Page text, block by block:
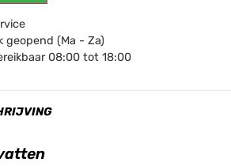
geopend (Ma - Za)
08:00 tot 18:00